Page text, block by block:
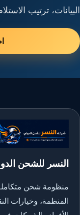
البيانات، ترتيب
النسر للشحن
منظومة شحن متكاملة
المنظمة، وخيارات